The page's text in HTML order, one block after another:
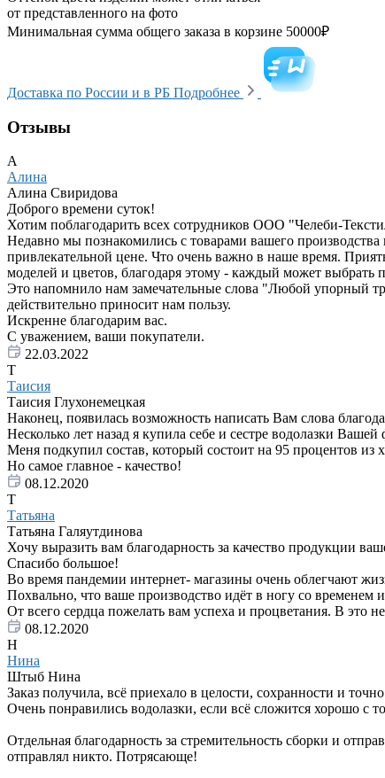
от представленного на фото
Минимальная сумма общего заказа в корзине 50000₽
Доставка по России и в РБ Подробнее
Отзывы
А
Алина
Алина Свиридова
Доброго времени суток!
Хотим поблагодарить всех сотрудников ООО "Челеби-
Недавно мы познакомились с товарами вашего
привлекательной цене. Что очень важно в наше время.
моделей и цветов, благодаря этому - каждый может выбрать
Это напомнило нам замечательные слова "Любой упорный
действительно приносит нам пользу.
Искренне благодарим вас.
С уважением, ваши покупатели.
22.03.2022
Т
Таисия
Таисия Глухонемецкая
Наконец, появилась возможность написать Вам слова
Несколько лет назад я купила себе и сестре водолазки
Меня подкупил состав, который состоит на 95 процентов
Но самое главное - качество!
08.12.2020
Т
Татьяна
Татьяна Галяутдинова
Хочу выразить вам благодарность за качество продукции
Спасибо большое!
Во время пандемии интернет- магазины очень облегчают
Похвально, что ваше производство идёт в ногу со временем
От всего сердца пожелать вам успеха и процветания. В это
08.12.2020
Н
Нина
Штыб Нина
Заказ получила, всё приехало в целости, сохранности и
Очень понравились водолазки, если всё сложится хорошо с
Отдельная благодарность за стремительность сборки и
отправлял никто. Потрясающе!